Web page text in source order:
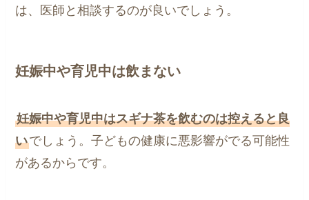
は、医師と相談するのが良いでしょう。
妊娠中や育児中は飲まない
妊娠中や育児中はスギナ茶を飲むのは控えると良
いでしょう。子どもの健康に悪影響がでる可能性
があるからです。